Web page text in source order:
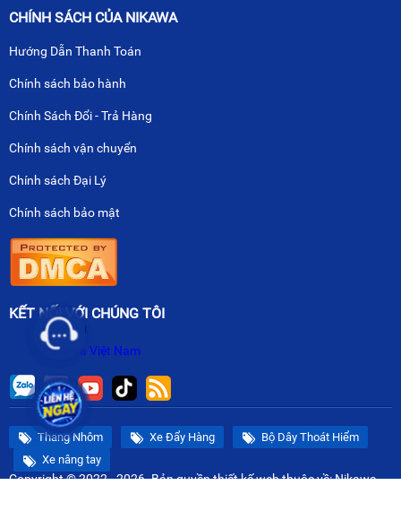
CHÍNH SÁCH CỦA NIKAWA
Hướng Dẫn Thanh Toán
Chính sách bảo hành
Chính Sách Đổi - Trả Hàng
Chính sách vận chuyển
Chính sách Đại Lý
Chính sách bảo mật
KẾT NỐI VỚI CHÚNG TÔI
Nikawa Việt Nam
Thang Nhôm Xe Đẩy Hàng
Bộ Dây Thoát Hiểm
Xe nâng tay
Copyright © 2022 - 2026. Bản quyềnthiết kế webthuộc về: Nikawa